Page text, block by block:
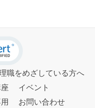
職をめざしている方へ
イベント
お問い合わせ